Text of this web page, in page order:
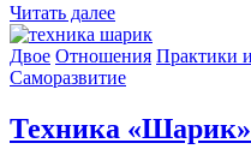
Читать далее
Двое Отношения Практики
Саморазвитие
Техника